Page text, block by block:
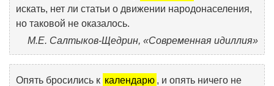
искать, нет ли статьи о движении народонаселения,
но таковой не оказалось.
М.Е. Салтыков-Щедрин, «Современная идиллия»
Опять бросились к календарю , и опять ничего не